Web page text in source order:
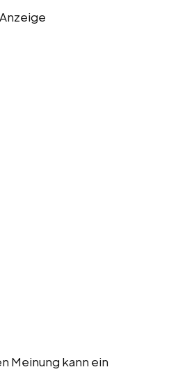
Anzeige
Meinung kann ein